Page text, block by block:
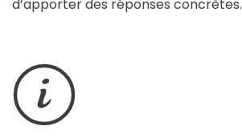
d’apporter des réponses concrètes.